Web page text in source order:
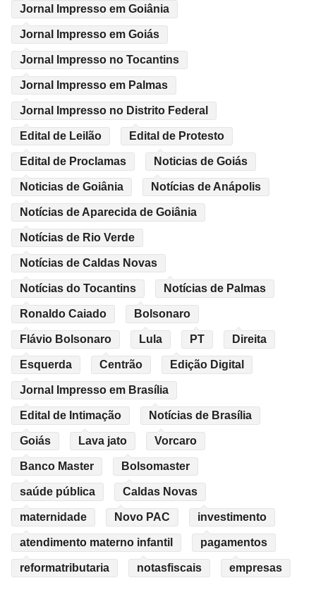
Jornal Impresso em Goiânia
Jornal Impresso em Goiás
Jornal Impresso no Tocantins
Jornal Impresso em Palmas
Jornal Impresso no Distrito Federal
Edital de Leilão Edital de Protesto
Edital de Proclamas Noticias de Goiás
Noticias de Goiânia Notícias de Anápolis
Notícias de Aparecida de Goiânia
Notícias de Rio Verde
Notícias de Caldas Novas
Notícias do Tocantins Notícias de Palmas
Ronaldo Caiado Bolsonaro
Flávio Bolsonaro Lula PT Direita
Esquerda Centrão Edição Digital
Jornal Impresso em Brasília
Edital de Intimação Notícias de Brasília
Goiás Lava jato Vorcaro
Banco Master Bolsomaster
saúde pública Caldas Novas
maternidade Novo PAC investimento
atendimento materno infantil pagamentos
reformatributaria notasfiscais empresas